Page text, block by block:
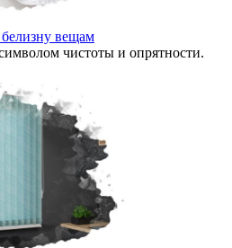
вещам
чистоты и опрятности.